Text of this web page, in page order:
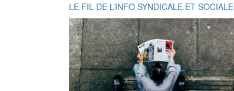
LE FIL DE L’INFO SYNDICALE ET SOCIALE